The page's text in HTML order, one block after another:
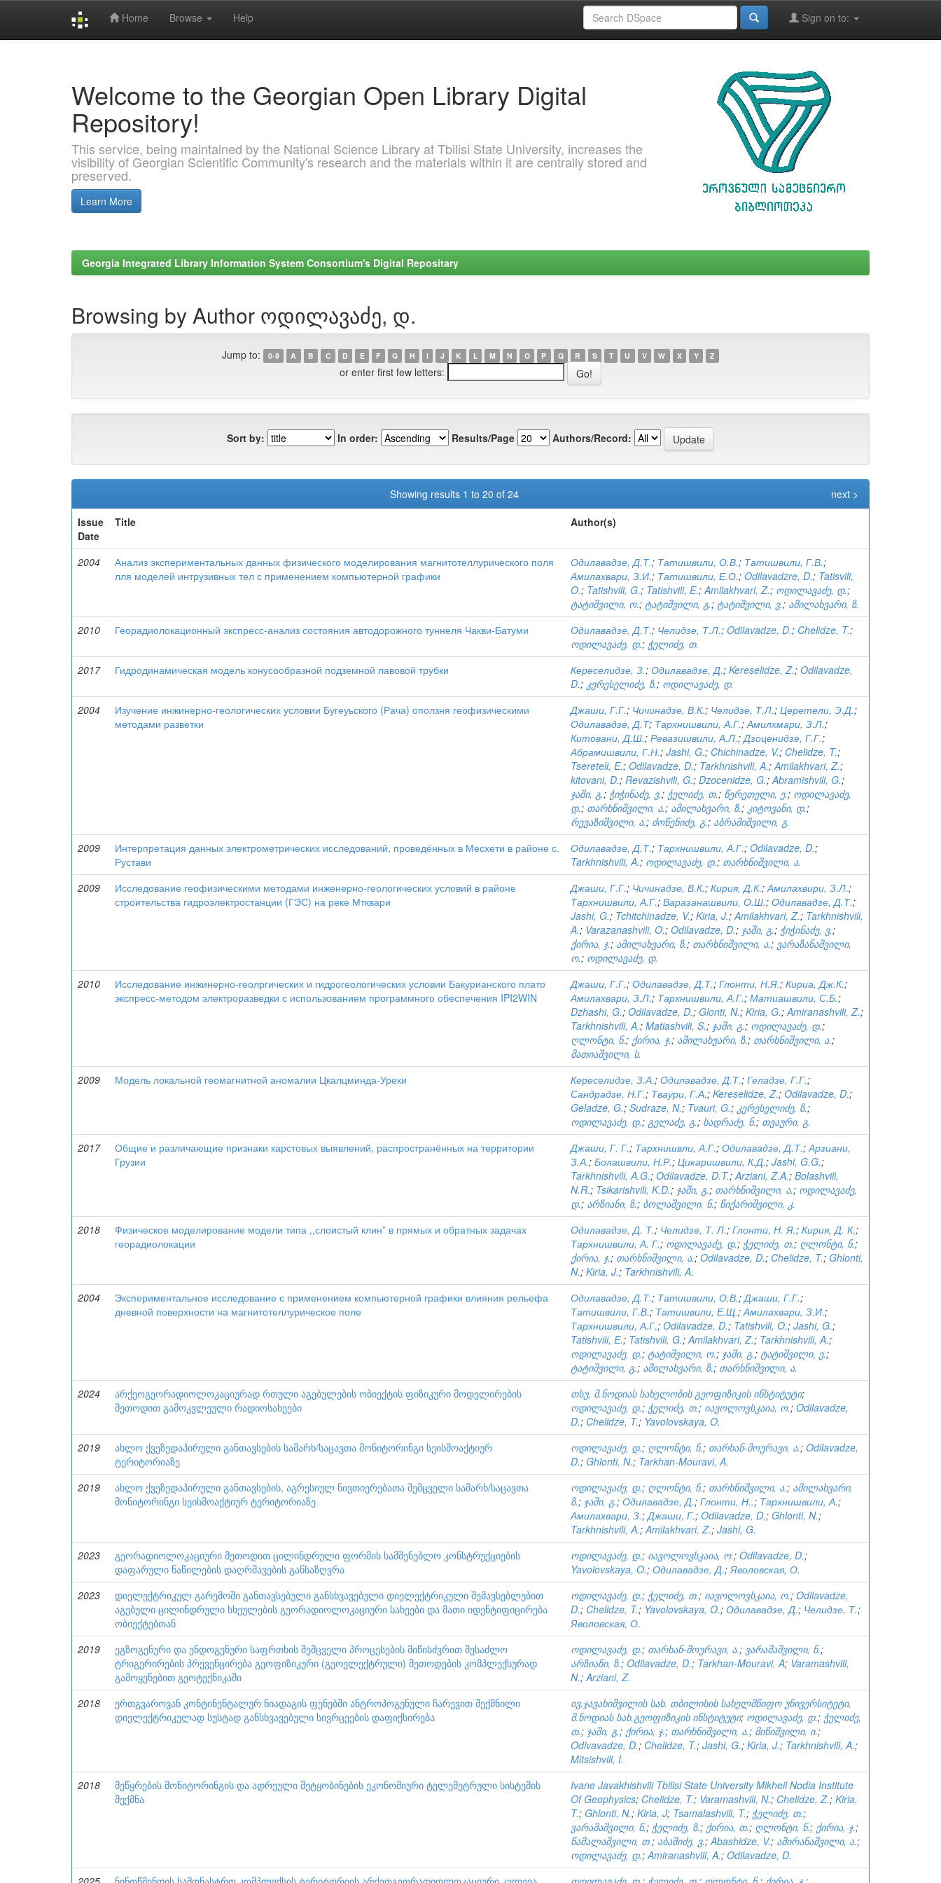
Home Browse Help Sign on to:
Welcome to the Georgian Open Library Digital
Repository!
This service, being maintained by the National Science Library at Tbilisi State University, increases the
visibility of Georgian Scientific Community's research and the materials within it are centrally stored and
preserved.
Learn More
Georgia Integrated Library Information System Consortium's Digital Repositary
Browsing by Author ოდილავაძე, დ.
Jump to: 0-9 A B C D E F G H I J K L M N O P Q R S T U V W X Y Z
or enter first few letters:
Sort by: In order: Results/Page Authors/Record:
Showing results 1 to 20 of 24
next >
Issue
Date
Title Author(s)
2004
Анализ экспериментальных данных физического моделирования магнитотеллурического поля
лля моделей интрузивных тел с применением компьютерной графики
Одилавадзе, Д.Т.; Татишвили, О.В.; Татишвили, Г.В.;
Амилахвари, З.И.; Татишвили, Е.О.; Odilavadzre, D.; Tatisvili,
O.; Tatishvili, G.; Tatishvili, E.;Amilakhvari, Z.; ოდილავაძე, დ.;
ტატიშვილი, ო.; ტატიშვილი, გ.; ტატიშვილი, ვ.; ამილახვარი, ზ.
2010
Георадиолокационный экспресс-анализ состояния автодорожного туннеля Чакви-Батуми Одилавадзе, Д.Т.; Челидзе, Т.Л.; Odilavadze, D.; Chelidze, T.;
ოდილავაძე, დ.; ჭელიძე, თ.
2017
Гидродинамическая модель конусообразной подземной лавовой трубки Кереселидзе, З.; Одилавадзе, Д.; Kereselidze, Z.; Odilavadze,
D.; კერესელიძე, ზ.; ოდილავაძე, დ.
2004
Изучение инжинерно-геологических условии Бугеуьского (Рача) оползня геофизическими
методами разветки
Джаши, Г.Г.; Чичинадзе, В.К.; Челидзе, Т.Л.; Церетели, Э.Д.;
Одилавадзе, Д.Т; Тархнишвили, А.Г.;Амилхмари, З.Л.;
Китовани, Д.Ш.; Ревазишвили, А.Л.;Дзоценидзе, Г.Г.;
Абрамишвили, Г.Н.; Jashi, G.; Chichinadze, V.; Chelidze, T.;
Tsereteli, E.; Odilavadze, D.; Tarkhnishvili, A.;Amilakhvari, Z.;
kitovani, D.; Revazishvili, G.; Dzocenidze, G.;Abramishvili, G.;
ჯაში, გ.; ჭიჭინაძე, ვ.; ჭელიძე, თ.; წერეთელი, ე.; ოდილავაძე,
დ.; თარხნიშვილი, ა.; ამილახვარი, ზ.; კიტოვანი, დ.;
რევაზიშვილი, ა.; ძოწენიძე, გ.; აბრამიშვილი, გ.
2009
Интерпретация данных электрометрических исследований, проведённых в Месхети в районе с.
Рустави
Одилавадзе, Д.Т.; Тархнишвили, А.Г.; Odilavadze, D.;
Tarkhnishvili, A.; ოდილავაძე, დ.; თარხნიშვილი, ა.
2009
Исследование геофизическими методами инженерно-геологических условий в районе
строительства гидроэлектростанции (ГЭС) на реке Мтквари
Джаши, Г.Г.; Чичинадзе, В.К.; Кирия, Д.К.;Амилахвири, З.Л.;
Тархнишвили, А.Г.; Варазанашвили, О.Ш.; Одилавадзе, Д.Т.;
Jashi, G.; Tchitchinadze, V.; Kiria, J.;Amilakhvari, Z.; Tarkhnishvili,
A.; Varazanashvili, O.; Odilavadze, D.; ჯაში, გ.; ჭიჭინაძე, ვ.;
ქირია, ჯ.; ამილახვარი, ზ.; თარხნიშვილი, ა.; ვარაზანაშვილი,
ო.; ოდილავაძე, დ.
2010
Исследование инжинерно-геолргических и гидрогеологических условии Бакурианского плато
экспресс-методом электроразведки с использованием программного обеспечения IPI2WIN
Джаши, Г.Г.; Одилавадзе, Д.Т.; Глонти, Н.Я.; Кириа, Дж.К.;
Амилахвари, З.Л.; Тархнишвили, А.Г.; Матиашвили, С.Б.;
Dzhashi, G.; Odilavadze, D.; Glonti, N.; Kiria, G.;Amiranashvili, Z.;
Tarkhnishvili, A.; Matiashvili, S.; ჯაში, გ.; ოდილავაძე, დ.;
ღლონტი, ნ.; ქირია, ჯ.; ამილახვარი, ზ.; თარხნიშვილი, ა.;
მათიაშვილი, ს.
2009
Модель локальной геомагнитной аномалии Цкалцминда-Уреки Кереселидзе, З.А.; Одилавадзе, Д.Т.; Геладзе, Г.Г.;
Сандрадзе, Н.Г.; Тваури, Г.А.; Kereselidze, Z.; Odilavadze, D.;
Geladze, G.; Sudraze, N.; Tvauri, G.; კერესელიძე, ზ.;
ოდილავაძე, დ.; გელაძე, გ.; სადრაძე, ნ.; თვაური, გ.
2017
Общие и различающие признаки карстовых выявлений, распространённых на территории
Грузии
Джаши, Г. Г.; Тархнишвли, А.Г.; Одилавадзе, Д.Т.;Арзиани,
З.А.; Болашвили, Н.Р.; Цикаришвили, К.Д.; Jashi, G.G.;
Tarkhnishvili, A.G.; Odilavadze, D.T.;Arziani, Z.A.; Bolashvili,
N.R.; Tsikarishvili, K.D.; ჯაში, გ.; თარხნიშვილი, ა.; ოდილავაძე,
დ.; არზიანი, ზ.; ბოლაშვილი, ნ.; წიქარიშვილი, კ.
2018
Физическое моделирование модели типа ,,слоистый клин” в прямых и обратных задачах
георадиолокации
Одилавадзе, Д. Т.; Челидзе, Т. Л.; Глонти, Н. Я.; Кирия, Д. К.;
Тархнишвили, А. Г.; ოდილავაძე, დ.; ჭელიძე, თ.; ღლონტი, ნ.;
ქირია, ჯ.; თარხნიშვილი, ა.; Odilavadze, D.; Chelidze, T.; Ghlonti,
N.; Kiria, J.; Tarkhnishvili, A.
2004
Экспериментальное исследование с применением компьютерной графики влияния рельефа
дневной поверхности на магнитотеллурическое поле
Одилавадзе, Д.Т.; Татишвили, О.В.;Джаши, Г.Г.;
Татишвили, Г.В.; Татишвили, Е.Щ.;Амилахвари, З.И.;
Тархнишвили, А.Г.; Odilavadze, D.; Tatishvili, O.; Jashi, G.;
Tatishvili, E.; Tatishvili, G.;Amilakhvari, Z.; Tarkhnishvili, A.;
ოდილავაძე, დ.; ტატიშვილი, ო.; ჯაში, გ.; ტატიშვილი, ე.;
ტატიშვილი, გ.; ამილახვარი, ზ.; თარხნიშვილი, ა.
2024
არქეოგეორადიოლოკაციურად რთული აგებულების ობიექტის ფიზიკური მოდელირების
მეთოდით გამოკვლეული რადიოსახეები
თსუ, მ.ნოდიას სახელობის გეოფიზიკის ინსტიტუტი;
ოდილავაძე, დ.; ჭელიძე, თ.; იავოლოვსკაია, ო.; Odilavadze,
D.; Chelidze, T.; Yavolovskaya, O.
2019
ახლო ქვეზედაპირული განთავსების სამარხ/საცავთა მონიტორინგი სეისმოაქტიურ
ტერიტორიაზე
ოდილავაძე, დ.; ღლონტი, ნ.; თარხან-მოურავი, ა.; Odilavadze,
D.; Ghlonti, N.; Tarkhan-Mouravi, A.
2019
ახლო ქვეზედაპირული განთავსების, აგრესიულ ნივთიერებათა შემცველი სამარხ/საცავთა
მონიტორინგი სეისმოაქტიურ ტერიტორიაზე
ოდილავაძე, დ.; ღლონტი, ნ.; თარხნიშვილი, ა.; ამილახვარი,
ზ.; ჯაში, გ.; Одилавадзе, Д.; Глонти, Н..; Тархнишвили, А.;
Амилахвари, З.;Джаши, Г.; Odilavadze, D.; Ghlonti, N.;
Tarkhnishvili, A.;Amilakhvari, Z.; Jashi, G.
2023
გეორადიოლოკაციური მეთოდით ცილინდრული ფორმის სამშენებლო კონსტრუქციების
დაფარული ნაწილების დაღრმავების განსაზღვრა
ოდილავაძე, დ.; იავოლოვსკაია, ო.; Odilavadze, D.;
Yavolovskaya, O.; Одилавадзе, Д.;Яволовская, О.
2023
დიელექტრიკულ გარემოში განთავსებული განსხვავებული დიელექტრიკული შემავსებლებით
აგებული ცილინდრული სხეულების გეორადიოლოკაციური სახეები და მათი იდენტიფიცირება
ობიექტებთან
ოდილავაძე, დ.; ჭელიძე, თ.; იავოლოვსკაია, ო.; Odilavadze,
D.; Chelidze, T.; Yavolovskaya, O.; Одилавадзе, Д.; Челидзе, Т.;
Яволовская, О.
2019
ეგზოგენური და ენდოგენური საფრთხის შემცველი პროცესების მიწისძვრით შესაძლო
ტრიგერირების პრევენცირება გეოფიზიკური (გეოელექტრული) მეთოდების კომპლექსურად
გამოყენებით გეოტექნიკაში
ოდილავაძე, დ.; თარხან-მოურავი, ა.; ვარამაშვილი, ნ.;
არზიანი, ზ.; Odilavadze, D.; Tarkhan-Mouravi, A; Varamashvili,
N.;Arziani, Z.
2018
ერთგვაროვან კონტინენტალურ ნიადაგის ფენებში ანტროპოგენული ჩარევით შექმნილი
დიელექტრიკულად სუსტად განსხვავებული სივრცეების დაფიქსირება
ივ.ჯავახიშვილის სახ. თბილისის სახელმწიფო უნივერსიტეტი,
მ.ნოდიას სახ.გეოფიზიკის ინსტიტუტი; ოდილავაძე, დ.; ჭელიძე,
თ.; ჯაში, გ.; ქირია, ჯ.; თარხნიშვილი, ა.; მიწიშვილი, ი.;
Odivavadze, D.; Chelidze, T.; Jashi, G.; Kiria, J.; Tarkhnishvili, A.;
Mitsishvili, I.
2018
მეწყრების მონიტორინგის და ადრეული შეტყობინების ეკონომიური ტელემეტრული სისტემის
შექმნა
Ivane Javakhishvili Tbilisi State University Mikheil Nodia Institute
Of Geophysics; Chelidze, T.; Varamashvili, N.; Chelidze, Z.; Kiria,
T.; Ghlonti, N.; Kiria, J; Tsamalashvili, T.; ჭელიძე, თ.;
ვარამაშვილი, ნ.; ჭელიძე, ზ.; ქირია, თ.; ღლონტი, ნ.; ქირია, ჯ.;
წამალაშვილი, თ.; აბაშიძე, ვ.;Abashidze, V.; ამირანაშვილი, ა.;
ოდილავაძე, დ.;Amiranashvili, A.; Odilavadze, D.